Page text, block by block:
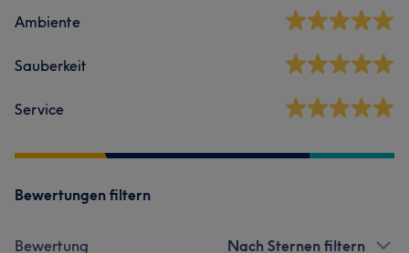
Ambiente
Sauberkeit
Service
Bewertungen filtern
Bewertung Nach Sternen filtern